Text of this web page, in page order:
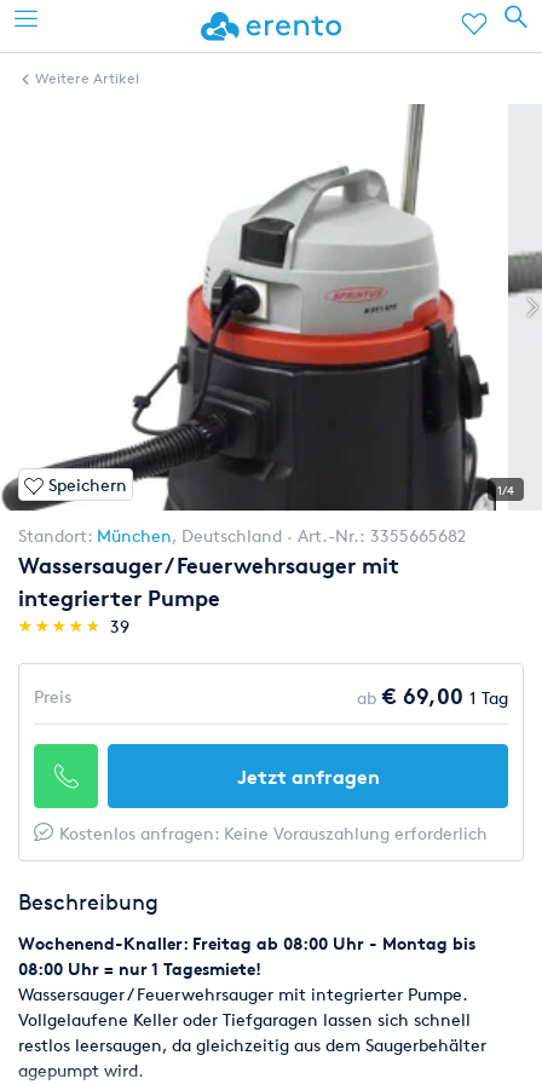
Weitere Artikel
Speichern 1/4
Standort: München, Deutschland Art.-Nr.: 3355665682
Wassersauger / Feuerwehrsauger mit
integrierter Pumpe
(*)
★
★
(*)★
★
(*) ★
★
(*) ★
★
(*) ★
★ 39
Preis ab € 69,00 1 Tag
Jetzt anfragen
Kostenlos anfragen: Keine Vorauszahlung erforderlich
Beschreibung
Wochenend-Knaller: Freitag ab 08:00 Uhr - Montag bis
08:00 Uhr = nur 1 Tagesmiete!
Wassersauger / Feuerwehrsauger mit integrierter Pumpe.
Vollgelaufene Keller oder Tiefgaragen lassen sich schnell
restlos leersaugen, da gleichzeitig aus dem Saugerbehälter
agepumpt wird.